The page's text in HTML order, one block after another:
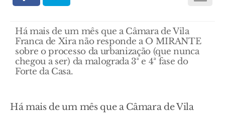
Há mais de um mês que a Câmara de Vila
Franca de Xira não responde a O MIRANTE
sobre o processo da urbanização (que nunca
chegou a ser) da malograda 3ª e 4ª fase do
Forte da Casa.
Há mais de um mês que a Câmara de Vila